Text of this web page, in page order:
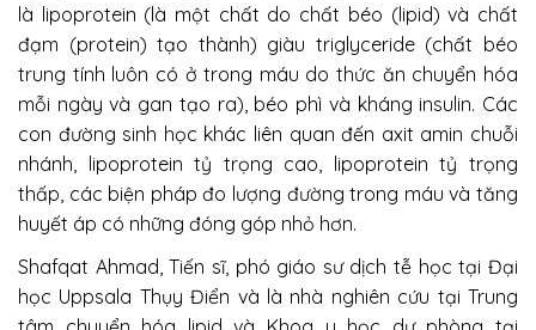
là lipoprotein (là một chất do chất béo (lipid) và chất
đạm (protein) tạo thành) giàu triglyceride (chất béo
trung tính luôn có ở trong máu do thức ăn chuyển hóa
mỗi ngày và gan tạo ra), béo phì và kháng insulin. Các
con đường sinh học khác liên quan đến axit amin chuỗi
nhánh, lipoprotein tỷ trọng cao, lipoprotein tỷ trọng
thấp, các biện pháp đo lượng đường trong máu và tăng
huyết áp có những đóng góp nhỏ hơn.
Shafqat Ahmad, Tiến sĩ, phó giáo sư dịch tễ học tại Đại
học Uppsala Thụy Điển và là nhà nghiên cứu tại Trung